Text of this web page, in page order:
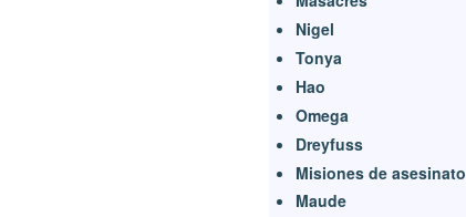
Nigel
Tonya
Hao
Omega
Dreyfuss
Misiones de asesinato
Maude